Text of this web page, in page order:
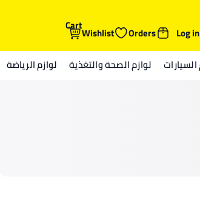
Log in
Orders
Wishlist
Cart
السيارات لوازم الصحة والتغذية لوازم الرياضة